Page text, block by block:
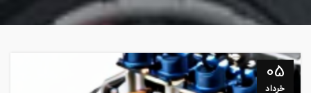
05
خرداد